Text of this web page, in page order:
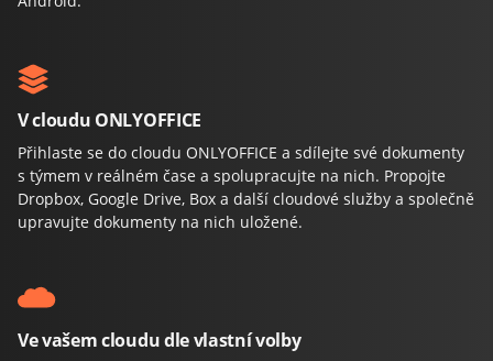
V cloudu ONLYOFFICE
Přihlaste se do cloudu ONLYOFFICE a sdílejte své dokumenty
s týmem v reálném čase a spolupracujte na nich. Propojte
Dropbox, Google Drive, Box a další cloudové služby a společně
upravujte dokumenty na nich uložené.
Ve vašem cloudu dle vlastní volby